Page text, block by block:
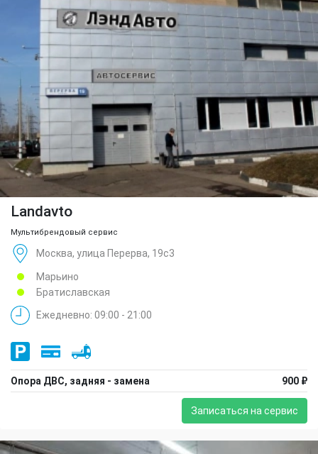
Landavto
Мультибрендовый сервис
Москва, улица Перерва, 19с3
Марьино
Братиславская
Ежедневно: 09:00 - 21:00
Опора ДВС, задняя - замена 900 ₽
Записаться на сервис